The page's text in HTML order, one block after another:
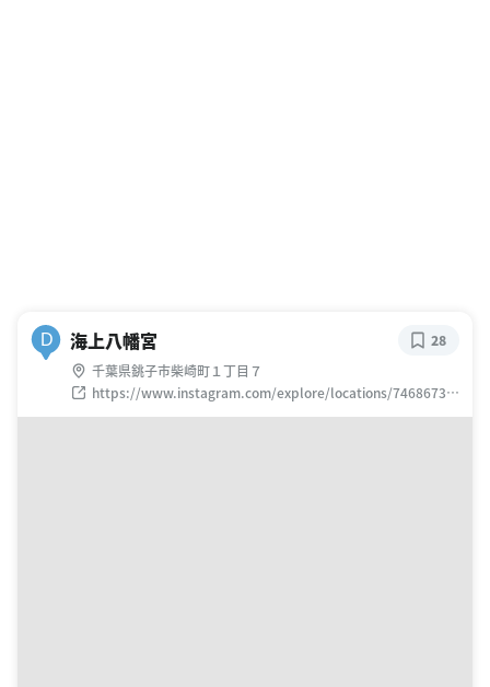
D 海上八幡宮
千葉県銚子市柴崎町１丁目７
https://www.instagram.com/explore/locations/74686735
5
28